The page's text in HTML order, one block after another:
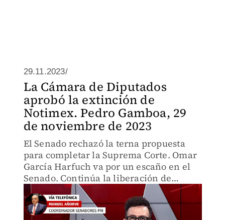
29.11.2023/
La Cámara de Diputados
aprobó la extinción de
Notimex. Pedro Gamboa, 29
de noviembre de 2023
El Senado rechazó la terna propuesta
para completar la Suprema Corte. Omar
García Harfuch va por un escaño en el
Senado. Continúa la liberación de
rehenes en Gaza.